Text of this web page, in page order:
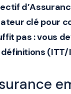
clé pour
pas : vous
définitions (ITT/